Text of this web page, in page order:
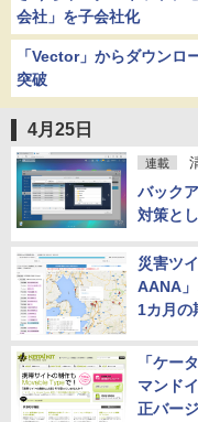
会社」を子会社化
「Vector」からダウンロ
突破
4月25日
連載
バック
対策と
災害ツ
AANA」
1カ月の
「ケー
マンド
正バー